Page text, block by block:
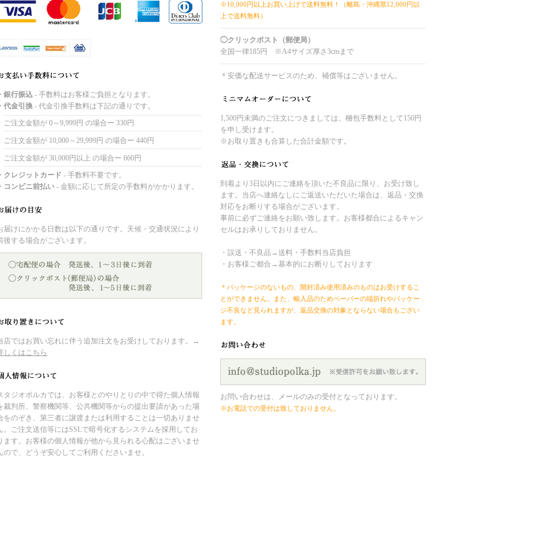
銀行振込 - 手数料はお客様ご負担となります。
代金引換 - 代金引換手数料は下記の通りです。
ご注文金額が 0～9,999円 の場合ー 330円
ご注文金額が 10,000～29,999円 の場合ー 440円
ご注文金額が 30,000円以上 の場合ー 660円
クレジットカード - 手数料不要です。
コンビニ前払い - 金額に応じて所定の手数料がかかります。
届けにかかる日数は以下の通りです。天候・交通状況により
後する場合がございます。
店ではお買い忘れに伴う追加注文をお受けしております。→
しくはこちら
タジオポルカでは、お客様とのやりとりの中で得た個人情報
裁判所、警察機関等、公共機関等からの提出要請があった場
をのぞき、第三者に譲渡または利用することは一切ありませ
。ご注文送信等にはSSLで暗号化するシステムを採用してお
ます。お客様の個人情報が他から見られる心配はございませ
ので、どうぞ安心してご利用くださいませ。
※10,000円以上お買い上げで送料無料！（離島・沖縄県12,000円以
上で送料無料）
◯クリックポスト（郵便局）
全国一律185円 ※A4サイズ厚さ3cmまで
＊安価な配送サービスのため、補償等はございません。
1,500円未満のご注文につきましては、梱包手数料として150円
を申し受けます。
※お取り置きも合算した合計金額です。
到着より3日以内にご連絡を頂いた不良品に限り、お受け致し
ます。当店へ連絡なしにご返送いただいた場合は、返品・交換
対応をお断りする場合がございます。
事前に必ずご連絡をお願い致します。お客様都合によるキャン
セルはお承りしておりません。
・誤送・不良品→送料・手数料当店負担
・お客様ご都合→基本的にお断りしております
＊パッケージのないもの、開封済み使用済みのものはお受けするこ
とができません。また、輸入品のためペーパーの端折れやパッケー
ジ不良など見られますが、返品交換の対象とならない場合もござい
ます。
お問い合わせは、メールのみの受付となっております。
※お電話での受付は致しておりません。